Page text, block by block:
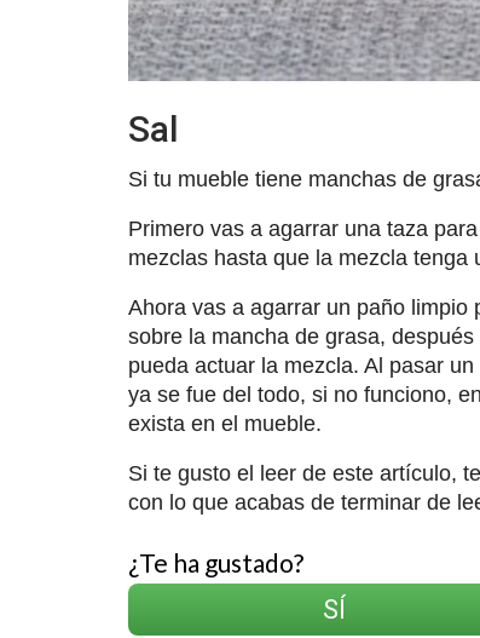
Sal
Si tu mueble tiene manchas de
Primero vas a agarrar una taza
mezclas hasta que la mezcla
Ahora vas a agarrar un paño
sobre la mancha de grasa,
pueda actuar la mezcla. Al pasar
ya se fue del todo, si no funciono,
exista en el mueble.
Si te gusto el leer de este artículo,
con lo que acabas de terminar de
¿Te ha gustado?
SÍ